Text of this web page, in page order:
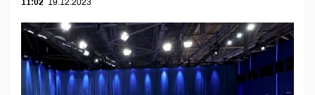
11:02 19.12.2023